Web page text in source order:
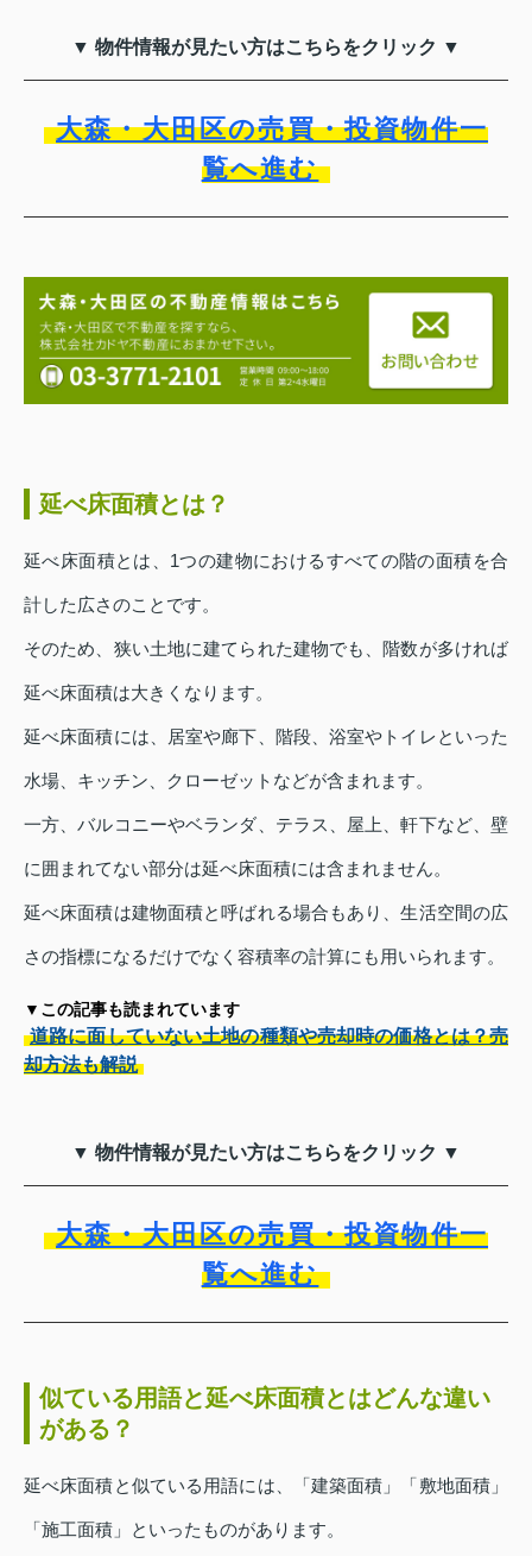
▼ 物件情報が見たい方はこちらをクリック ▼
大森・大田区の売買・投資物件一
覧へ進む
延べ床面積とは？
延べ床面積とは、1つの建物におけるすべての階の面積を合
計した広さのことです。
そのため、狭い土地に建てられた建物でも、階数が多ければ
延べ床面積は大きくなります。
延べ床面積には、居室や廊下、階段、浴室やトイレといった
水場、キッチン、クローゼットなどが含まれます。
一方、バルコニーやベランダ、テラス、屋上、軒下など、壁
に囲まれてない部分は延べ床面積には含まれません。
延べ床面積は建物面積と呼ばれる場合もあり、生活空間の広
さの指標になるだけでなく容積率の計算にも用いられます。
▼この記事も読まれています
道路に面していない土地の種類や売却時の価格とは？売
却方法も解説
▼ 物件情報が見たい方はこちらをクリック ▼
大森・大田区の売買・投資物件一
覧へ進む
似ている用語と延べ床面積とはどんな違い
がある？
延べ床面積と似ている用語には、「建築面積」「敷地面積」
「施工面積」といったものがあります。